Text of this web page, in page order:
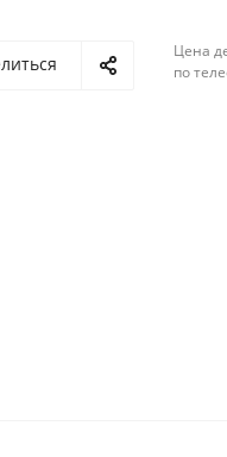
Цена
по